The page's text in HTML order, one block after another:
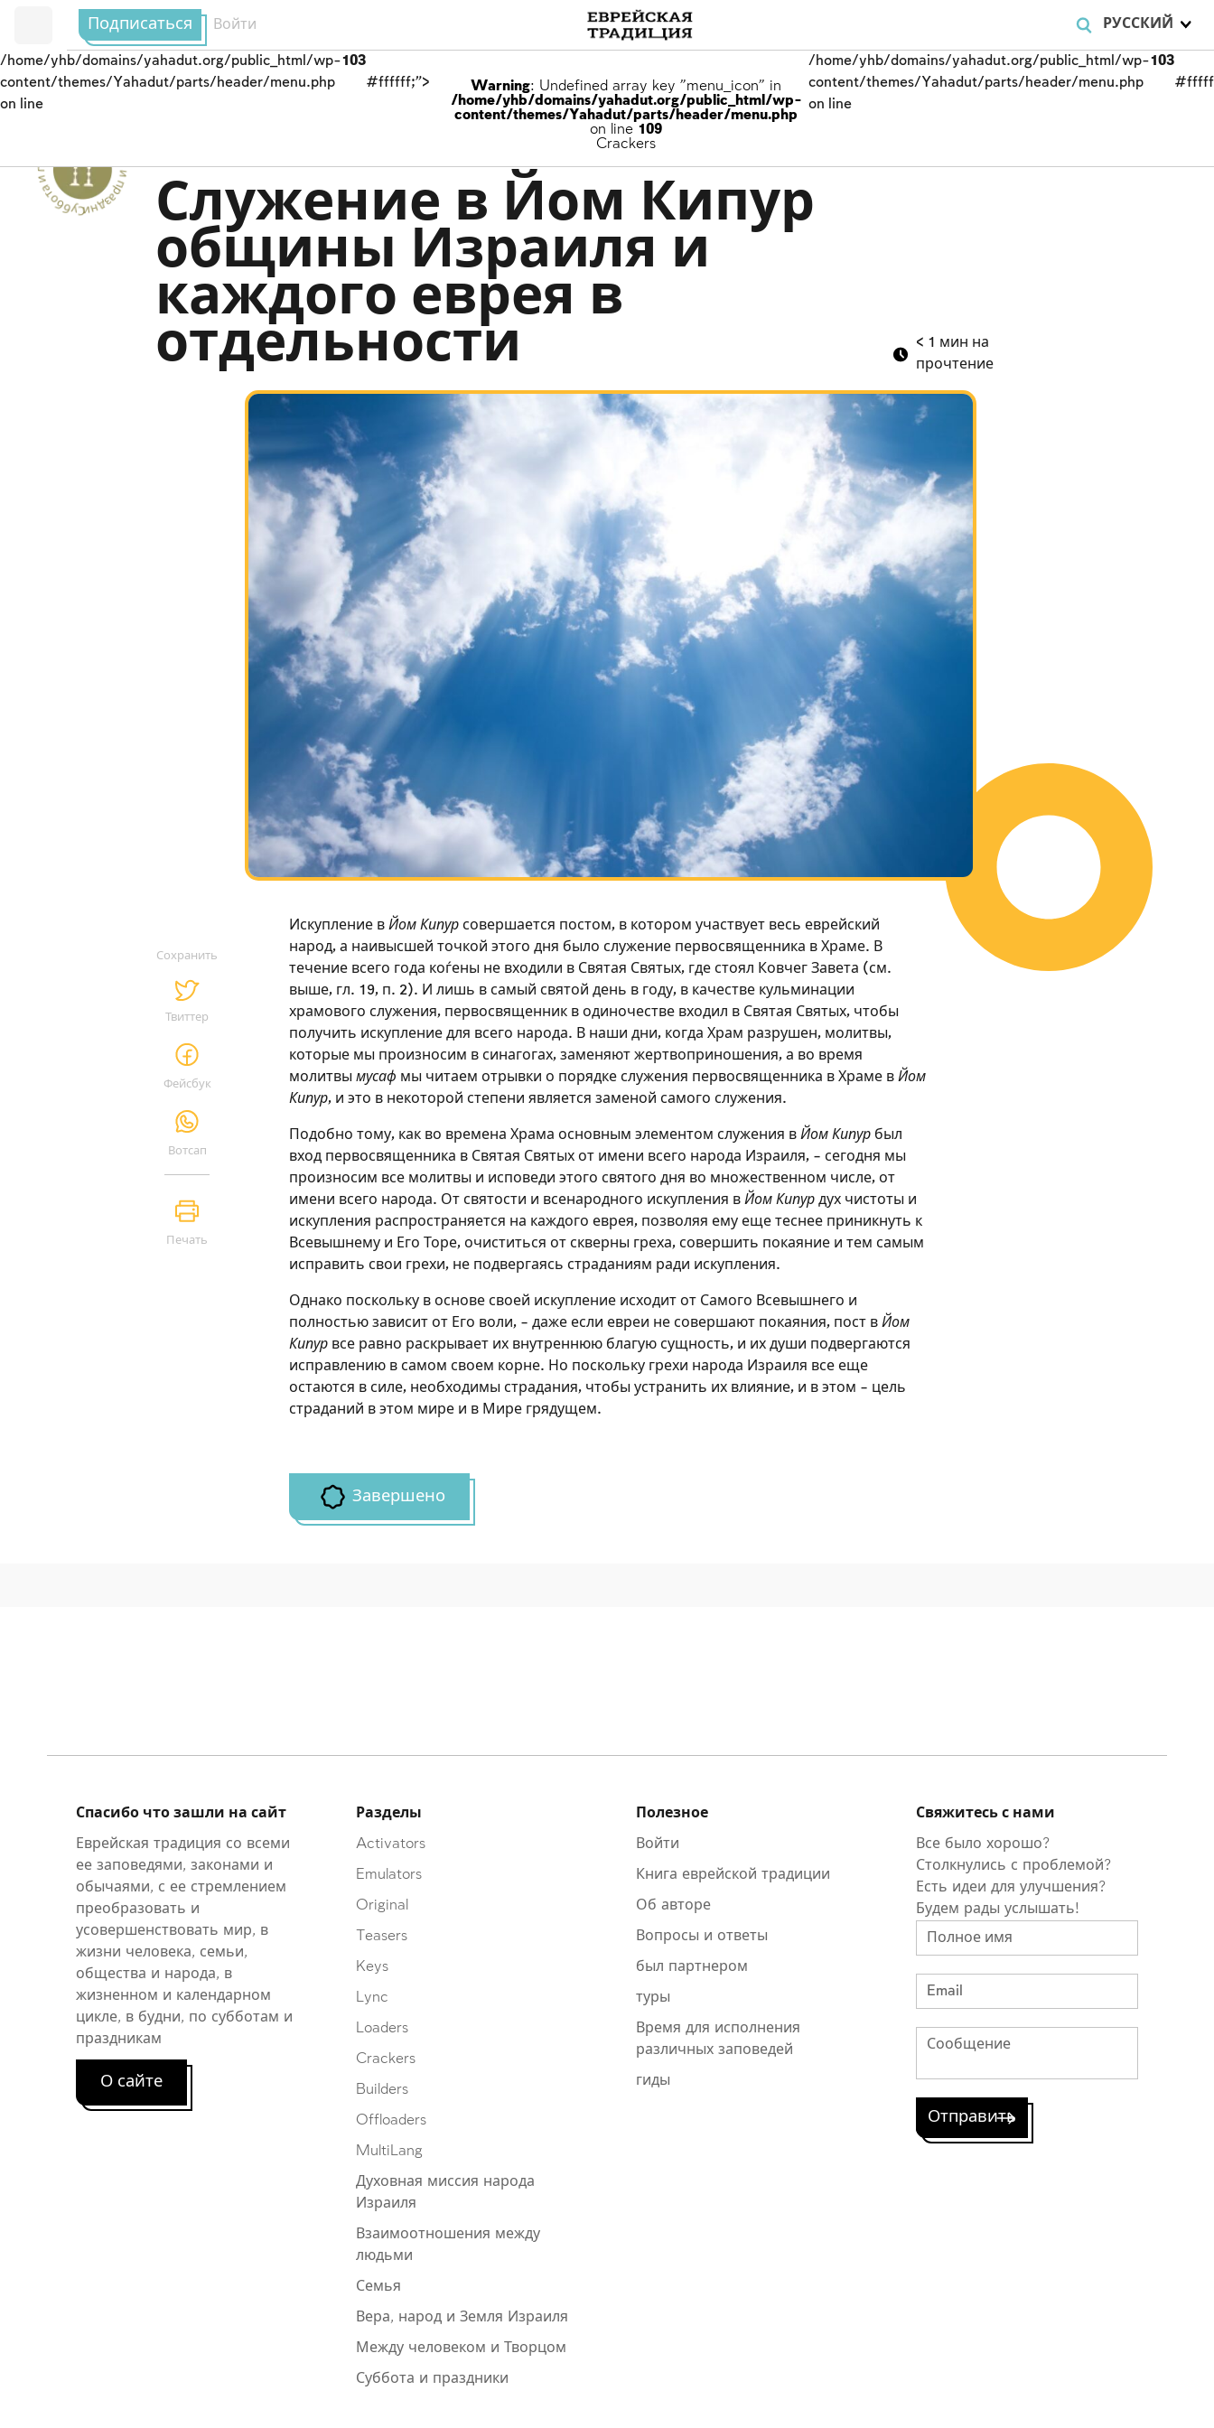
РУССКИЙ
Подписаться Войти
/home/yhb/domains/yahadut.org/public_html/wp-
content/themes/Yahadut/parts/header/menu.php
on line
103
#ffffff;">
Warning: Undefined array key "menu_icon" in
/home/yhb/domains/yahadut.org/public_html/wp-
content/themes/Yahadut/parts/header/menu.php
on line 109
Crackers
/home/yhb/domains/yahadut.org/public_html/wp-
content/themes/Yahadut/parts/header/menu.php
on line
103
Суббота и праздники - Суббота и праздники -- Служение в Йом Кипур
общины Израиля и
каждого еврея в
отдельности
< 1 мин на
прочтение
Сохранить
Твиттер
Фейсбук
Вотсап
Печать
Искупление в Йом Кипурсовершается постом, в котором участвует весь еврейский
народ, а наивысшей точкой этого дня было служение первосвященника в Храме. В
течение всего года коѓены не входили в Святая Святых, где стоял Ковчег Завета (см.
выше, гл. 19, п. 2). И лишь в самый святой день в году, в качестве кульминации
храмового служения, первосвященник в одиночестве входил в Святая Святых, чтобы
получить искупление для всего народа. В наши дни, когда Храм разрушен, молитвы,
которые мы произносим в синагогах, заменяют жертвоприношения, а во время
молитвы мусаф мы читаем отрывки о порядке служения первосвященника в Храме в Йом
Кипур, и это в некоторой степени является заменой самого служения.
Подобно тому, как во времена Храма основным элементом служения в Йом Кипурбыл
вход первосвященника в Святая Святых от имени всего народа Израиля, – сегодня мы
произносим все молитвы и исповеди этого святого дня во множественном числе, от
имени всего народа. От святости и всенародного искупления в Йом Кипурдух чистоты и
искупления распространяется на каждого еврея, позволяя ему еще теснее приникнуть к
Всевышнему и Его Торе, очиститься от скверны греха, совершить покаяние и тем самым
исправить свои грехи, не подвергаясь страданиям ради искупления.
Однако поскольку в основе своей искупление исходит от Самого Всевышнего и
полностью зависит от Его воли, – даже если евреи не совершают покаяния, пост в Йом
Кипурвсе равно раскрывает их внутреннюю благую сущность, и их души подвергаются
исправлению в самом своем корне. Но поскольку грехи народа Израиля все еще
остаются в силе, необходимы страдания, чтобы устранить их влияние, и в этом – цель
страданий в этом мире и в Мире грядущем.
Завершено
Зарегистрироваться на
сайте
Чтобы делать пометки на сайте, необходимо
Подписаться Войти
Свяжитесь с нами
Все было хорошо?
Столкнулись с проблемой?
Есть идеи для улучшения?
Будем рады услышать!
Полезное
Войти
Книга еврейской традиции
Об авторе
Вопросы и ответы
был партнером
туры
Время для исполнения
различных заповедей
гиды
Разделы
Activators
Emulators
Original
Teasers
Keys
Lync
Loaders
Crackers
Builders
Offloaders
MultiLang
Духовная миссия народа
Израиля
Взаимоотношения между
людьми
Семья
Вера, народ и Земля Израиля
Между человеком и Творцом
Суббота и праздники
Спасибо что зашли на сайт
Еврейская традиция со всеми
ее заповедями, законами и
обычаями, с ее стремлением
преобразовать и
усовершенствовать мир, в
жизни человека, семьи,
общества и народа, в
жизненном и календарном
цикле, в будни, по субботам и
праздникам
О сайте